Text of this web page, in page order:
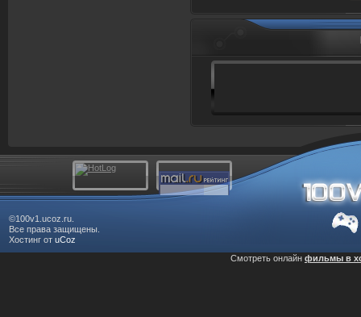
©100v1.ucoz.ru.
Все права защищены.
Хостинг от uCoz
Смотреть онлайн фильмы в